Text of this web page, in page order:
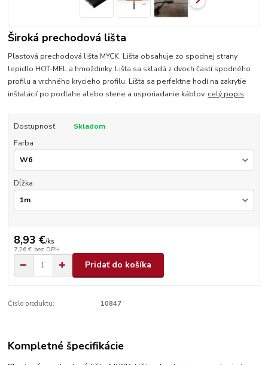
Široká prechodová lišta
Plastová prechodová lišta MYCK. Lišta obsahuje zo spodnej strany
lepidlo HOT-MEL a hmoždinky. Lišta sa skladá z dvoch častí spodného
profilu a vrchného krycieho profilu. Lišta sa perfektne hodí na zakrytie
inštalácií po podlahe alebo stene a usporiadanie káblov. celý popis
Dostupnosť
Skladom
Farba
Dĺžka
8,93 €/ks
7,26 € bez DPH
Pridať do košíka
Číslo produktu: 10847
Kompletné špecifikácie